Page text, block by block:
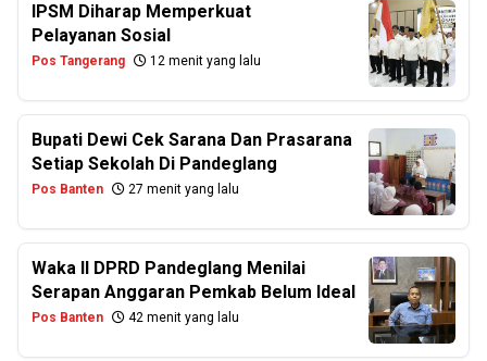
IPSM Diharap Memperkuat
Pelayanan Sosial
Pos Tangerang 12 menit yang lalu
Bupati Dewi Cek Sarana Dan Prasarana
Setiap Sekolah Di Pandeglang
Pos Banten 27 menit yang lalu
Waka II DPRD Pandeglang Menilai
Serapan Anggaran Pemkab Belum Ideal
Pos Banten 42 menit yang lalu